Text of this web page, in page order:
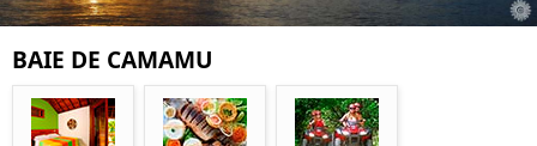
BAIE DE CAMAMU